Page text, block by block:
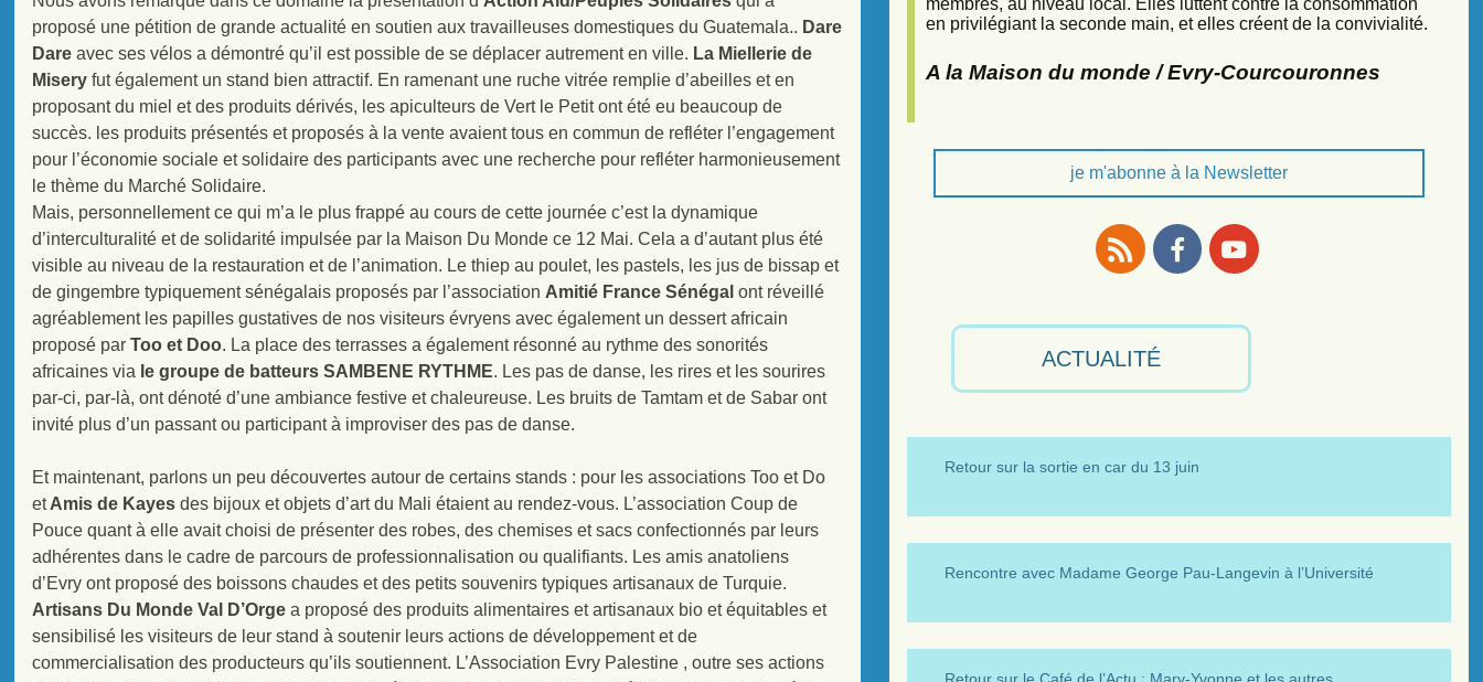
membres, au niveau local. Elles luttent contre la consommation
en privilégiant la seconde main, et elles créent de la convivialité.
A la Maison du monde / Evry-Courcouronnes
je m'abonne à la Newsletter
ACTUALITÉ
Retour sur la sortie en car du 13 juin
Rencontre avec Madame George Pau-Langevin à l’Université
proposé une pétition de grande actualité en soutien aux travailleuses domestiques du Guatemala.. Dare
Dare avec ses vélos a démontré qu’il est possible de se déplacer autrement en ville. La Miellerie de
Miseryfut également un stand bien attractif. En ramenant une ruche vitrée remplie d’abeilles et en
proposant du miel et des produits dérivés, les apiculteurs de Vert le Petit ont été eu beaucoup de
succès. les produits présentés et proposés à la vente avaient tous en commun de refléter l’engagement
pour l’économie sociale et solidaire des participants avec une recherche pour refléter harmonieusement
le thème du Marché Solidaire.
Mais, personnellement ce qui m’a le plus frappé au cours de cette journée c’est la dynamique
d’interculturalité et de solidarité impulsée par la Maison Du Monde ce 12 Mai. Cela a d’autant plus été
visible au niveau de la restauration et de l’animation. Le thiep au poulet, les pastels, les jus de bissap et
de gingembre typiquement sénégalais proposés par l’association Amitié France Sénégal ont réveillé
agréablement les papilles gustatives de nos visiteurs évryens avec également un dessert africain
proposé parToo et Doo. La place des terrasses a également résonné au rythme des sonorités
africaines via le groupe de batteurs SAMBENE RYTHME. Les pas de danse, les rires et les sourires
par-ci, par-là, ont dénoté d’une ambiance festive et chaleureuse. Les bruits de Tamtam et de Sabar ont
invité plus d’un passant ou participant à improviser des pas de danse.
Et maintenant, parlons un peu découvertes autour de certains stands : pour les associations Too et Do
etAmis de Kayesdes bijoux et objets d’art du Mali étaient au rendez-vous. L’association Coup de
Pouce quant à elle avait choisi de présenter des robes, des chemises et sacs confectionnés par leurs
adhérentes dans le cadre de parcours de professionnalisation ou qualifiants. Les amis anatoliens
d’Evry ont proposé des boissons chaudes et des petits souvenirs typiques artisanaux de Turquie.
Artisans Du Monde Val D’Orge a proposé des produits alimentaires et artisanaux bio et équitables et
sensibilisé les visiteurs de leur stand à soutenir leurs actions de développement et de
commercialisation des producteurs qu’ils soutiennent. L’Association Evry Palestine , outre ses actions